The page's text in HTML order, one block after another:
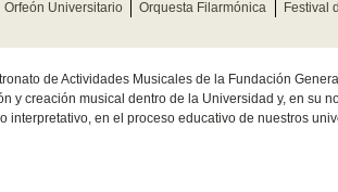
Orfeón Universitario Orquesta Filarmónica Festival
de Actividades Musicales de la Fundación
y creación musical dentro de la Universidad y, en su
interpretativo, en el proceso educativo de nuestros